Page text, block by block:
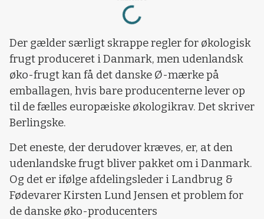
Der gælder særligt skrappe regler for økologisk
frugt produceret i Danmark, men udenlandsk
øko-frugt kan få det danske Ø-mærke på
emballagen, hvis bare producenterne lever op
til de fælles europæiske økologikrav. Det skriver
Berlingske.
Det eneste, der derudover kræves, er, at den
udenlandske frugt bliver pakket om i Danmark.
Og det er ifølge afdelingsleder i Landbrug &
Fødevarer Kirsten Lund Jensen et problem for
de danske øko-producenters